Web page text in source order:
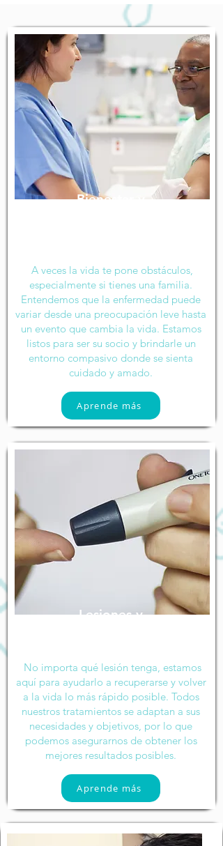
Bienestar y
A veces la vida te pone obstáculos,
especialmente si tienes una familia.
Entendemos que la enfermedad puede
variar desde una preocupación leve hasta
un evento que cambia la vida. Estamos
listos para ser su socio y brindarle un
entorno compasivo donde se sienta
cuidado y amado.
Aprende más
Lesiones y
No importa qué lesión tenga, estamos
aquí para ayudarlo a recuperarse y volver
a la vida lo más rápido posible. Todos
nuestros tratamientos se adaptan a sus
necesidades y objetivos, por lo que
podemos asegurarnos de obtener los
mejores resultados posibles.
Aprende más